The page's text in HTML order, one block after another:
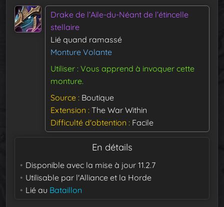
Drake de l’Aile-du-Néant de l’étincelle
stellaire
Lié quand ramassé
Monture Volante
Utiliser : Vous apprend à invoquer cette
monture.
Source Boutique
Extension The War Within
Difficulté d'obtention
Facile
En détails
Disponible avec la mise à jour 11.2.7
Utilisable par l'Alliance et la Horde
Lié au Bataillon